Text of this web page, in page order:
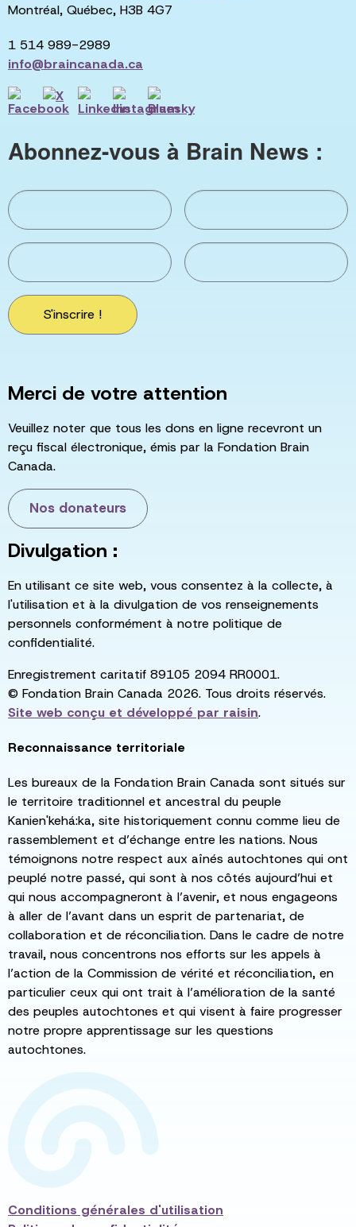
Montréal, Québec, H3B 4G7
1 514 989-2989
info@braincanada.ca
Abonnez-vous à Brain News :
S'inscrire !
Merci de votre attention
Veuillez noter que tous les dons en ligne recevront un
reçu fiscal électronique, émis par la Fondation Brain
Canada.
Nos donateurs
Divulgation :
En utilisant ce site web, vous consentez à la collecte, à
l'utilisation et à la divulgation de vos renseignements
personnels conformément à notre politique de
confidentialité.
Enregistrement caritatif 89105 2094 RR0001.
© Fondation Brain Canada 2026. Tous droits réservés.
Site web conçu et développé par raisin.
Reconnaissance territoriale
Les bureaux de la Fondation Brain Canada sont situés sur
le territoire traditionnel et ancestral du peuple
Kanien'kehá:ka, site historiquement connu comme lieu de
rassemblement et d’échange entre les nations. Nous
témoignons notre respect aux aînés autochtones qui ont
peuplé notre passé, qui sont à nos côtés aujourd’hui et
qui nous accompagneront à l’avenir, et nous engageons
à aller de l’avant dans un esprit de partenariat, de
collaboration et de réconciliation. Dans le cadre de notre
travail, nous concentrons nos efforts sur les appels à
l’action de la Commission de vérité et réconciliation, en
particulier ceux qui ont trait à l’amélioration de la santé
des peuples autochtones et qui visent à faire progresser
notre propre apprentissage sur les questions
autochtones.
Conditions générales d'utilisation